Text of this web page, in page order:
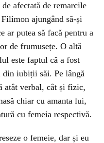
afectată de remarcile
ajungând să-și
ar putea să facă pentru a
de frumusețe. O altă
este faptul că a fost
din iubiții săi. Pe lângă
atât verbal, cât și fizic,
chiar cu amanta lui,
cu femeia respectivă.
o femeie, dar și eu